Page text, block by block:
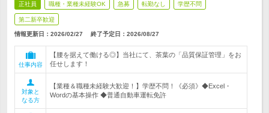
正社員 職種・業種未経験OK 急募 転勤なし 学歴不問
第二新卒歓迎
情報更新日：2026/02/27 終了予定日： 2026/08/27
仕事内容
【腰を据えて働ける◎】当社にて、茶葉の「品質保証管理」をお
任せします！
対象と
なる方
【業種＆職種未経験大歓迎！】学歴不問！《必須》◆Excel・
Wordの基本操作 ◆普通自動車運転免許